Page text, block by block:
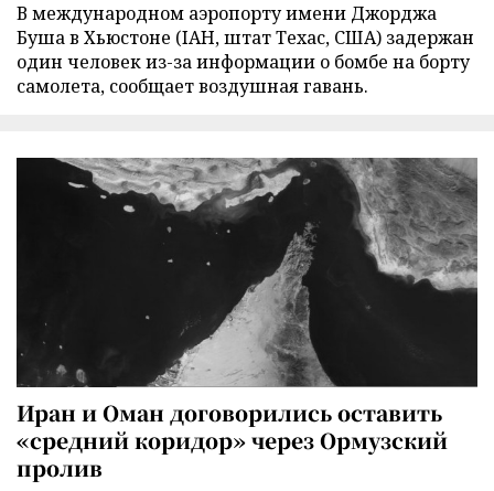
В международном аэропорту имени Джорджа
Буша в Хьюстоне (IAH, штат Техас, США) задержан
один человек из-за информации о бомбе на борту
самолета, сообщает воздушная гавань.
Иран и Оман договорились оставить
«средний коридор» через Ормузский
пролив